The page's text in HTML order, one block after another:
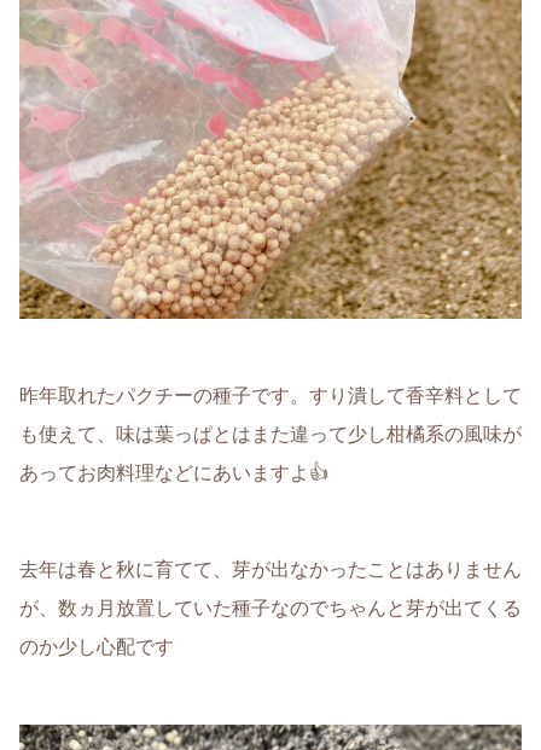
昨年取れたパクチーの種子です。すり潰して香辛料として
も使えて、味は葉っぱとはまた違って少し柑橘系の風味が
あってお肉料理などにあいますよ👍
去年は春と秋に育てて、芽が出なかったことはありません
が、数ヵ月放置していた種子なのでちゃんと芽が出てくる
のか少し心配です